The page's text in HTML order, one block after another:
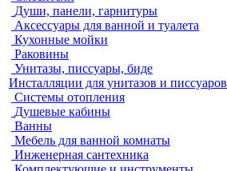
Души, панели, гарнитуры
Аксессуары для ванной и туалета
Кухонные мойки
Раковины
Унитазы, писсуары, биде
Инсталляции для унитазов и писсуаров
Системы отопления
Душевые кабины
Ванны
Мебель для ванной комнаты
Инженерная сантехника